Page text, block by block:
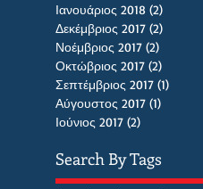
Ιανουάριος 2018 (2)
Δεκέμβριος 2017 (2)
Νοέμβριος 2017 (2)
Οκτώβριος 2017 (2)
Σεπτέμβριος 2017 (1)
Αύγουστος 2017 (1)
Ιούνιος 2017 (2)
Search By Tags